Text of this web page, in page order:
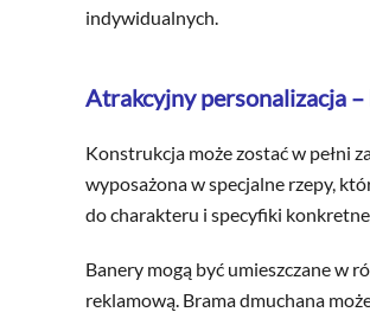
indywidualnych.
Atrakcyjny personalizacja
Konstrukcja może zostać w pełni
wyposażona w specjalne rzepy,
do charakteru i specyfiki
Banery mogą być umieszczane w
reklamową. Brama dmuchana